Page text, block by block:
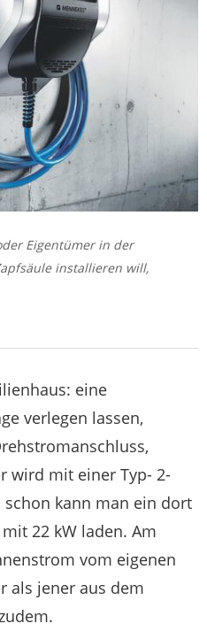
Eigentümer in der
installieren will,
eine
verlegen lassen,
wird mit einer Typ- 2-
schon kann man ein dort
22 kW laden. Am
vom eigenen
als jener aus dem